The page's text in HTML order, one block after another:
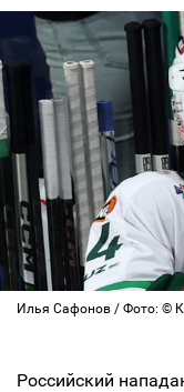
Илья Сафонов / Фото: ©
Российский